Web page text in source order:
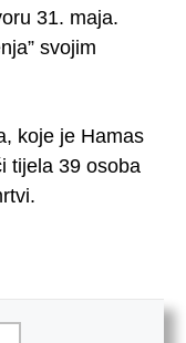
31. maja.
svojim
koje je Hamas
tijela 39 osoba